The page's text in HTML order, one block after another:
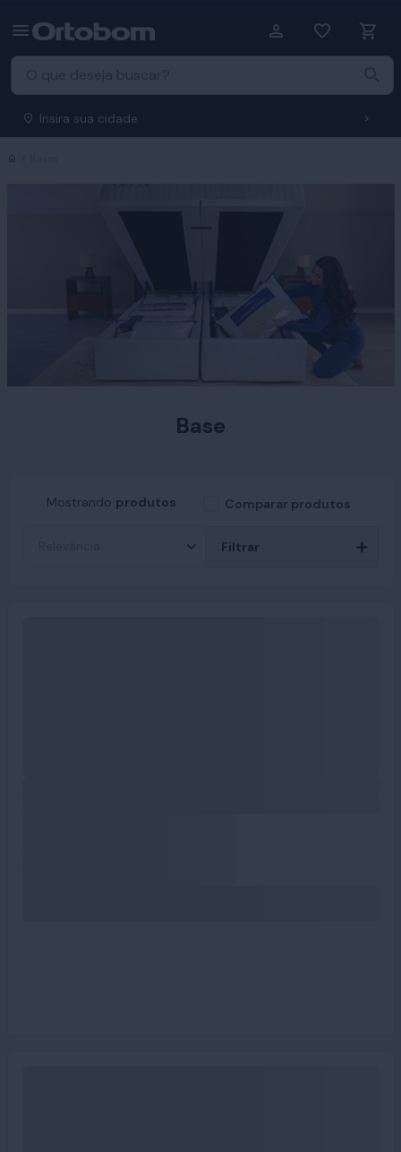
Insira sua cidade
Base
Mostrando produtos Comparar produtos
Filtrar